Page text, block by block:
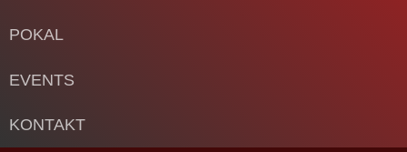
POKAL
EVENTS
KONTAKT